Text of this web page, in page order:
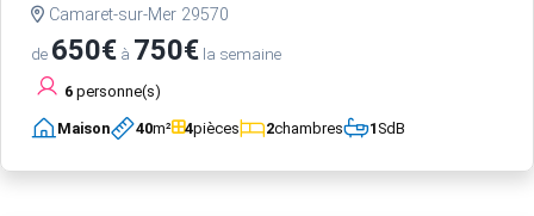
Camaret-sur-Mer 29570
de 650€ à 750€ la semaine
6 personne(s)
Maison 40m² 4pièces 2chambres 1SdB